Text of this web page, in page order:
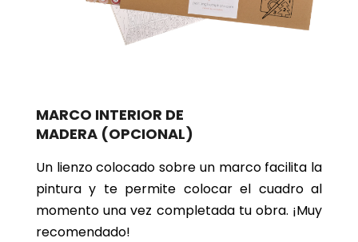
MARCO INTERIOR DE
MADERA (OPCIONAL)
Un lienzo colocado sobre un marco facilita la
pintura y te permite colocar el cuadro al
momento una vez completada tu obra. ¡Muy
recomendado!